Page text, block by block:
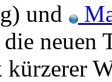
und
neuen